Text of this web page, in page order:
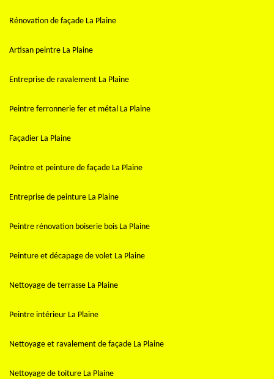
Rénovation de façade La Plaine
Artisan peintre La Plaine
Entreprise de ravalement La Plaine
Peintre ferronnerie fer et métal La Plaine
Façadier La Plaine
Peintre et peinture de façade La Plaine
Entreprise de peinture La Plaine
Peintre rénovation boiserie bois La Plaine
Peinture et décapage de volet La Plaine
Nettoyage de terrasse La Plaine
Peintre intérieur La Plaine
Nettoyage et ravalement de façade La Plaine
Nettoyage de toiture La Plaine